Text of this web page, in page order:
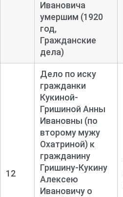
Ивановича
умершим (1920
год,
Гражданские
дела)
12
Дело по иску
гражданки
Кукиной-
Гришиной Анны
Ивановны (по
второму мужу
Охатриной) к
гражданину
Гришину-Кукину
Алексею
Ивановичу о